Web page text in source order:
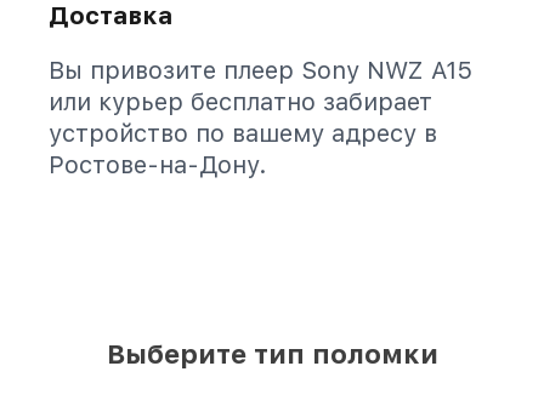
Доставка
Вы привозите плеер Sony NWZ A15
или курьер бесплатно забирает
устройство по вашему адресу в
Ростове-на-Дону.
Выберите тип поломки